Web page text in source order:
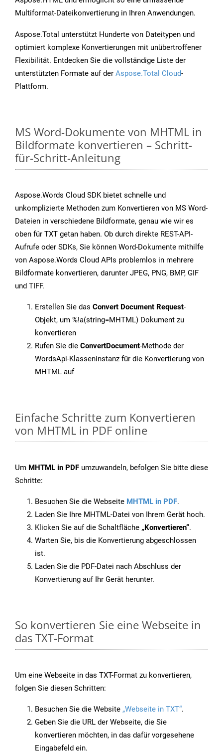
Multiformat-Dateikonvertierung in Ihren Anwendungen.
Aspose.Total unterstützt Hunderte von Dateitypen und
optimiert komplexe Konvertierungen mit unübertroffener
Flexibilität. Entdecken Sie die vollständige Liste der
unterstützten Formate auf der Aspose.Total Cloud-
Plattform.
MS Word-Dokumente von MHTML in
Bildformate konvertieren – Schritt-
für-Schritt-Anleitung
Aspose.Words Cloud SDK bietet schnelle und
unkomplizierte Methoden zum Konvertieren von MS Word-
Dateien in verschiedene Bildformate, genau wie wir es
oben für TXT getan haben. Ob durch direkte REST-API-
Aufrufe oder SDKs, Sie können Word-Dokumente mithilfe
von Aspose.Words Cloud APIs problemlos in mehrere
Bildformate konvertieren, darunter JPEG, PNG, BMP, GIF
und TIFF.
Erstellen Sie das Convert Document Request-
Objekt, um %!a(string=MHTML) Dokument zu
konvertieren
Rufen Sie die ConvertDocument-Methode der
WordsApi-Klasseninstanz für die Konvertierung von
MHTML auf
Einfache Schritte zum Konvertieren
von MHTML in PDF online
Um MHTML in PDF umzuwandeln, befolgen Sie bitte diese
Schritte:
Besuchen Sie die Webseite MHTML in PDF.
Laden Sie Ihre MHTML-Datei von Ihrem Gerät hoch.
Klicken Sie auf die Schaltfläche „Konvertieren“.
Warten Sie, bis die Konvertierung abgeschlossen
ist.
Laden Sie die PDF-Datei nach Abschluss der
Konvertierung auf Ihr Gerät herunter.
So konvertieren Sie eine Webseite in
das TXT-Format
Um eine Webseite in das TXT-Format zu konvertieren,
folgen Sie diesen Schritten:
Besuchen Sie die Website „Webseite in TXT“.
Geben Sie die URL der Webseite, die Sie
konvertieren möchten, in das dafür vorgesehene
Eingabefeld ein.